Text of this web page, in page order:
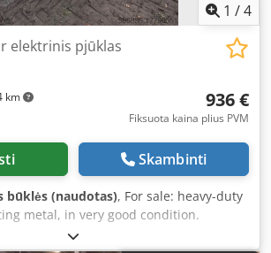
1 /4
km
elektrinis pjūklas
936 €
Fiksuota kaina plius PVM
Skambinti
būklės (naudotas), For sale: heavy-duty
metal, in very good condition.